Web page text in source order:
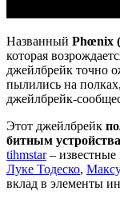
Названный Phœnix
которая
джейлбрейк точно
пылились на
джейлбрейк-
Этот джейлбрейк
битным
tihmstar– известные
Луке Тодеско,
вклад в элементы